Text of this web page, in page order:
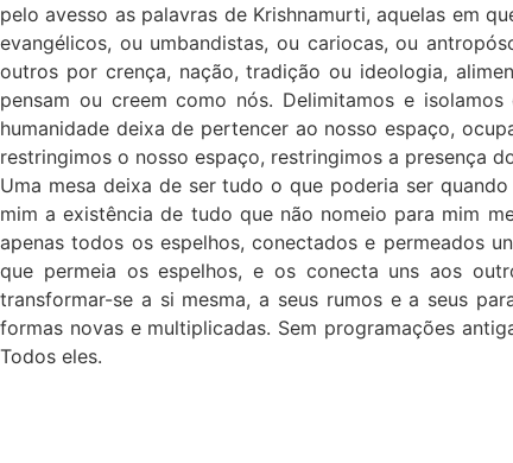
pelo avesso as palavras de Krishnamurti, aquelas em
evangélicos, ou umbandistas, ou cariocas, ou
outros por crença, nação, tradição ou ideologia,
pensam ou creem como nós. Delimitamos e
humanidade deixa de pertencer ao nosso espaço,
restringimos o nosso espaço, restringimos a presença
Uma mesa deixa de ser tudo o que poderia ser
mim a existência de tudo que não nomeio para mim
apenas todos os espelhos, conectados e permeados
que permeia os espelhos, e os conecta uns aos
transformar-se a si mesma, a seus rumos e a seus
formas novas e multiplicadas. Sem programações
Todos eles.